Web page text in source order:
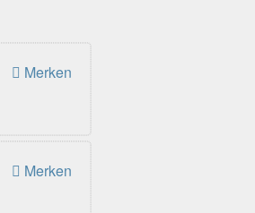
Merken
Merken